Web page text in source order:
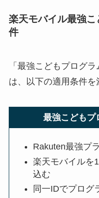
楽天モバイル最強
件
「最強こどもプログ
は、以下の適用条件を
最強こどもプ
Rakuten最強プ
楽天モバイルを
込む
同一IDでプログ